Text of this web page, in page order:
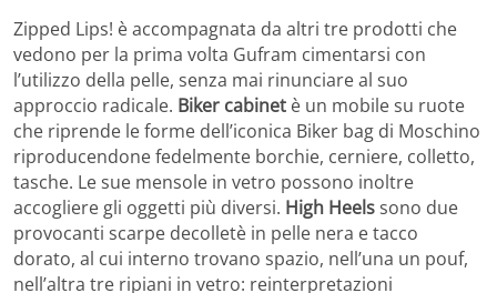
Zipped Lips! è accompagnata da altri tre prodotti che
vedono per la prima volta Gufram cimentarsi con
l’utilizzo della pelle, senza mai rinunciare al suo
approccio radicale. Biker cabinet è un mobile su ruote
che riprende le forme dell’iconica Biker bag di Moschino
riproducendone fedelmente borchie, cerniere, colletto,
tasche. Le sue mensole in vetro possono inoltre
accogliere gli oggetti più diversi. High Heelssono due
provocanti scarpe decolletè in pelle nera e tacco
dorato, al cui interno trovano spazio, nell’una un pouf,
nell’altra tre ripiani in vetro: reinterpretazioni